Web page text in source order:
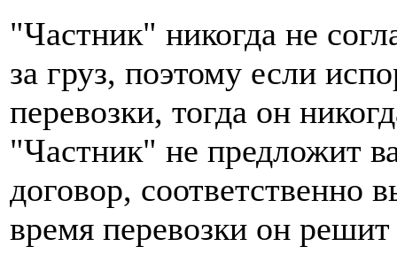
"Частник" никогда не
за груз, поэтому если
перевозки, тогда он
"Частник" не предложит
договор, соответственно
время перевозки он